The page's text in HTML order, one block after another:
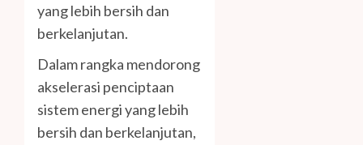
yang lebih bersih dan
berkelanjutan.
Dalam rangka mendorong
akselerasi penciptaan
sistem energi yang lebih
bersih dan berkelanjutan,